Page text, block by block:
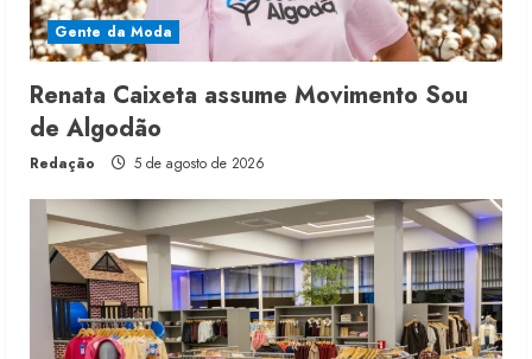
Gente da Moda
Renata Caixeta assume Movimento Sou
de Algodão
Redação 5 de agosto de 2026